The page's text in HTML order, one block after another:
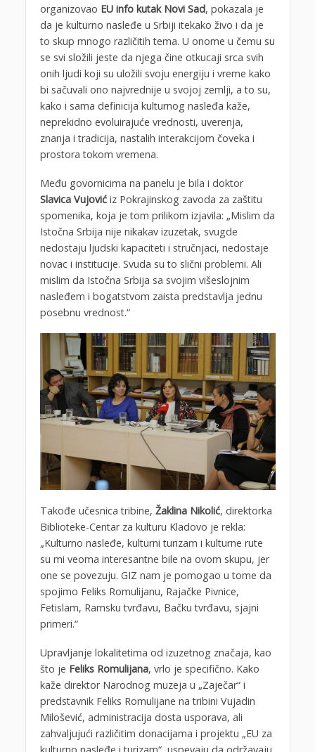
organizovao EU info kutak Novi Sad, pokazala je
da je kulturno nasleđe u Srbiji itekako živo i da je
to skup mnogo različitih tema. U onome u čemu su
se svi složili jeste da njega čine otkucaji srca svih
onih ljudi koji su uložili svoju energiju i vreme kako
bi sačuvali ono najvrednije u svojoj zemlji, a to su,
kako i sama definicija kulturnog nasleđa kaže,
neprekidno evoluirajuće vrednosti, uverenja,
znanja i tradicija, nastalih interakcijom čoveka i
prostora tokom vremena.
Među govornicima na panelu je bila i doktor
Slavica Vujovićiz Pokrajinskog zavoda za zaštitu
spomenika, koja je tom prilikom izjavila: „Mislim da
Istočna Srbija nije nikakav izuzetak, svugde
nedostaju ljudski kapaciteti i stručnjaci, nedostaje
novac i institucije. Svuda su to slični problemi. Ali
mislim da Istočna Srbija sa svojim višeslojnim
nasleđem i bogatstvom zaista predstavlja jednu
posebnu vrednost.“
Takođe učesnica tribine, Žaklina Nikolić, direktorka
Biblioteke-Centar za kulturu Kladovo je rekla:
„Kulturno nasleđe, kulturni turizam i kulturne rute
su mi veoma interesantne bile na ovom skupu, jer
one se povezuju. GIZ nam je pomogao u tome da
spojimo Feliks Romulijanu, Rajačke Pivnice,
Fetislam, Ramsku tvrđavu, Bačku tvrđavu, sjajni
primeri.“
Upravljanje lokalitetima od izuzetnog značaja, kao
što je Feliks Romulijana, vrlo je specifično. Kako
kaže direktor Narodnog muzeja u „Zaječar“ i
predstavnik Feliks Romulijane na tribini Vujadin
Milošević, administracija dosta usporava, ali
zahvaljujući različitim donacijama i projektu „EU za
kulturno nasleđe i turizam“, uspevaju da održavaju